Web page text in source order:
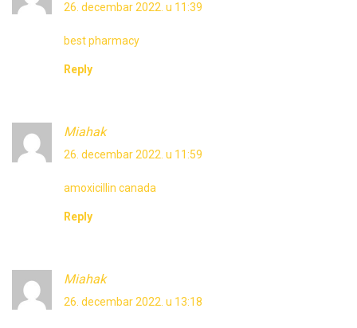
26. decembar 2022. u 11:39
best pharmacy
Reply
Miahak
26. decembar 2022. u 11:59
amoxicillin canada
Reply
Miahak
26. decembar 2022. u 13:18